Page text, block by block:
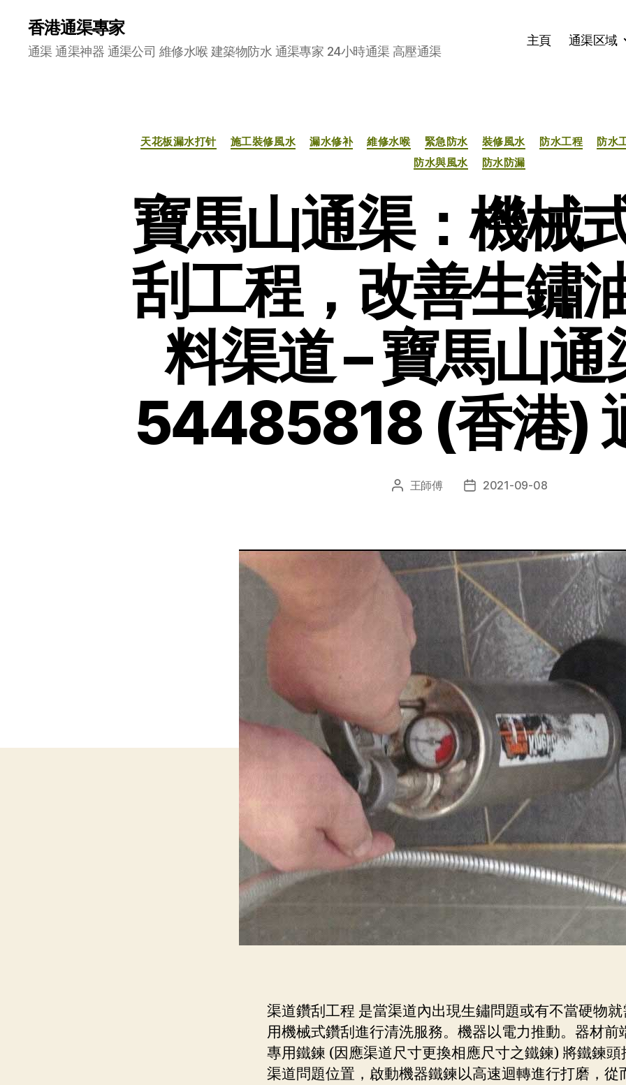
香港通渠專家
通渠 通渠神器 通渠公司 維修水喉 建築物防水 通渠專家 24小時通渠 高壓通渠
主頁 通渠区域
天花板漏水打针 施工裝修風水 漏水修补 維修水喉 緊急防水 裝修風水 防水工程 防水
防水與風水
防水防漏
寶馬山通渠：機械
刮工程，改善生鏽
料渠道 – 寶馬山通
54485818 (香港)
文 王師傅
发 2021-09-08
渠道鑽刮工程 是當渠道內出現生鏽問題或有不當硬物就
用機械式鑽刮進行清洗服務。機器以電力推動。器材前
專用鐵鍊 (因應渠道尺寸更換相應尺寸之鐵鍊) 將鐵鍊頭
渠道問題位置，啟動機器鐵鍊以高速迴轉進行打磨，從